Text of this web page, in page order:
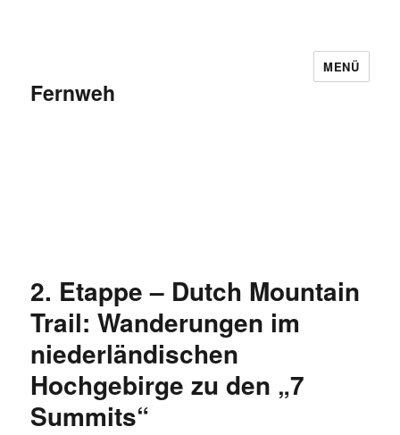
Fernweh
MENÜ
2. Etappe – Dutch Mountain
Trail: Wanderungen im
niederländischen
Hochgebirge zu den „7
Summits“